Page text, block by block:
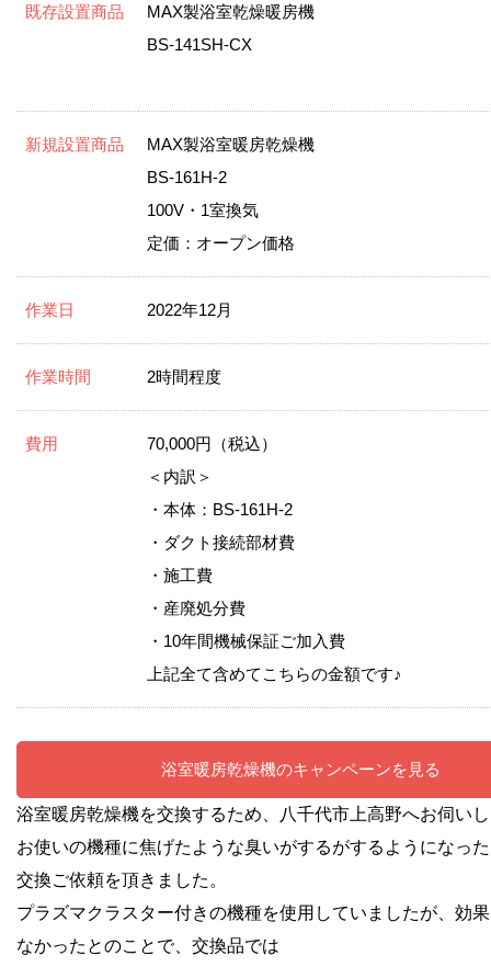
既存設置商品
MAX製浴室乾燥暖房機
BS-141SH-CX
新規設置商品
MAX製浴室暖房乾燥機
BS-161H-2
100V・1室換気
定価：オープン価格
作業日 2022年12月
作業時間 2時間程度
費用
70,000円（税込）
＜内訳＞
・本体：BS-161H-2
・ダクト接続部材費
・施工費
・産廃処分費
・10年間機械保証ご加入費
上記全て含めてこちらの金額です♪
浴室暖房乾燥機のキャンペーンを見る
浴室暖房乾燥機を交換するため、八千代市上高野へお伺い
お使いの機種に焦げたような臭いがするがするようになっ
交換ご依頼を頂きました。
プラズマクラスター付きの機種を使用していましたが、効
なかったとのことで、交換品では